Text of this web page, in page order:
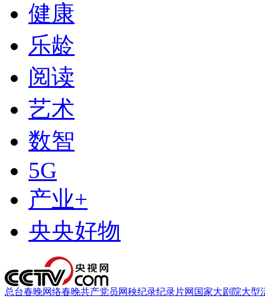
健康
乐龄
阅读
艺术
数智
5G
产业+
央央好物
下次自动登录
登录
使用合作网站账号登录
总台春晚网络春晚共产党员网秧纪录纪录片网 国家大剧院大型